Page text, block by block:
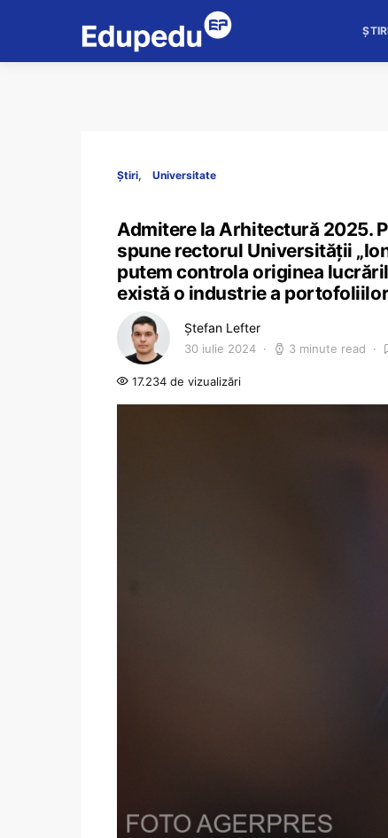
Știri Universitate
Admitere la Arhitectură 2025.
spune rectorul Universității
putem controla originea
există o industrie a
Ștefan Lefter
30 iulie 2024 3 minute read
17.234 de vizualizări